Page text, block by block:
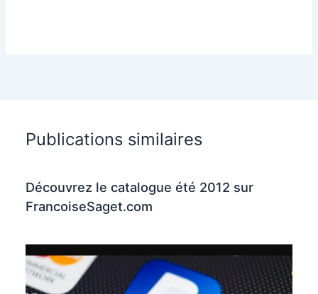
Publications similaires
Découvrez le catalogue été 2012 sur
FrancoiseSaget.com